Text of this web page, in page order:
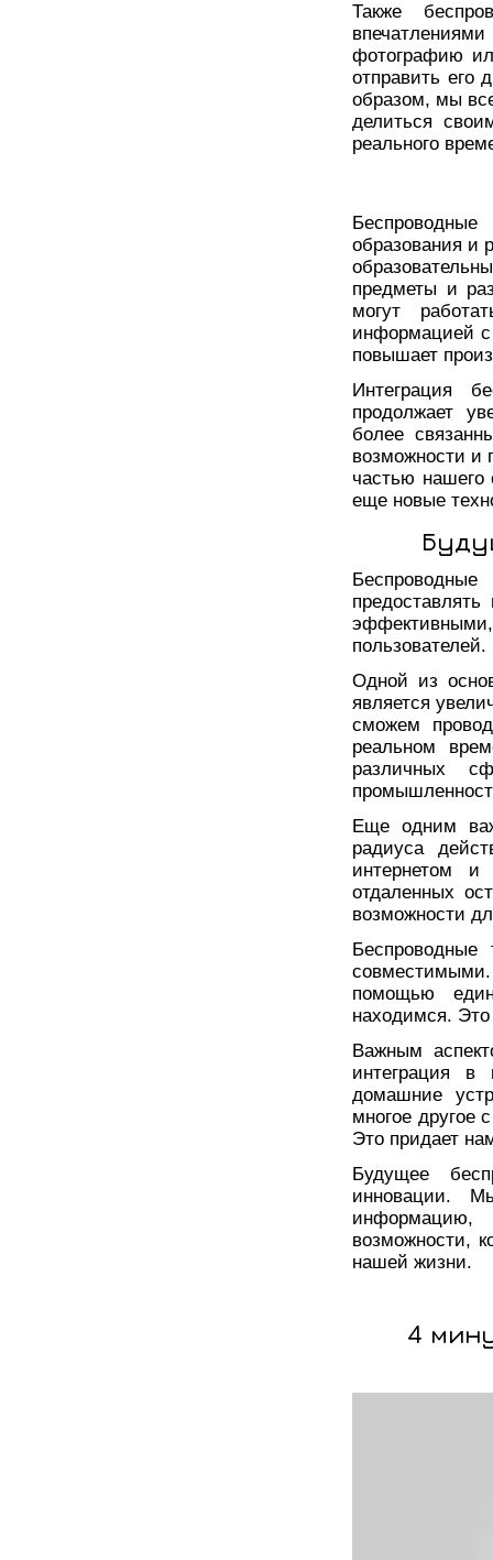
Также
фотографию
отправить его
образом, мы
делиться
реального
образования и
предметы и
могут
информацией с
повышает
Интеграция
продолжает
более
возможности и
частью нашего
еще новые
пользователей.
Одной из
является
сможем
реальном
различных
Еще одним
радиуса
интернетом
отдаленных
возможности
Беспроводные
помощью
находимся.
Важным
интеграция в
домашние
многое другое
Это придает
Будущее
инновации.
информацию,
возможности,
нашей жизни.
4